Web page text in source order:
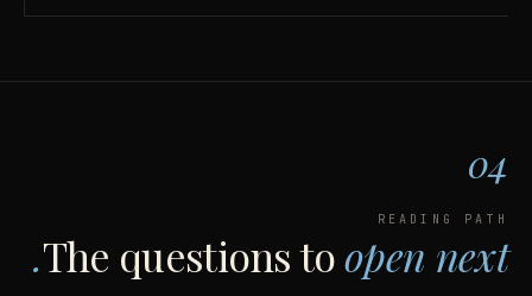
04
READING PATH
The questions toopen next.